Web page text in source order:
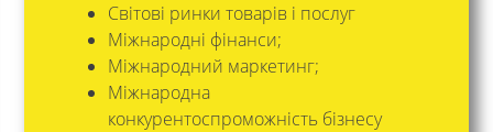
Світові ринки товарів і послуг
Міжнародні фінанси;
Міжнародний маркетинг;
Міжнародна
конкурентоспроможність бізнесу